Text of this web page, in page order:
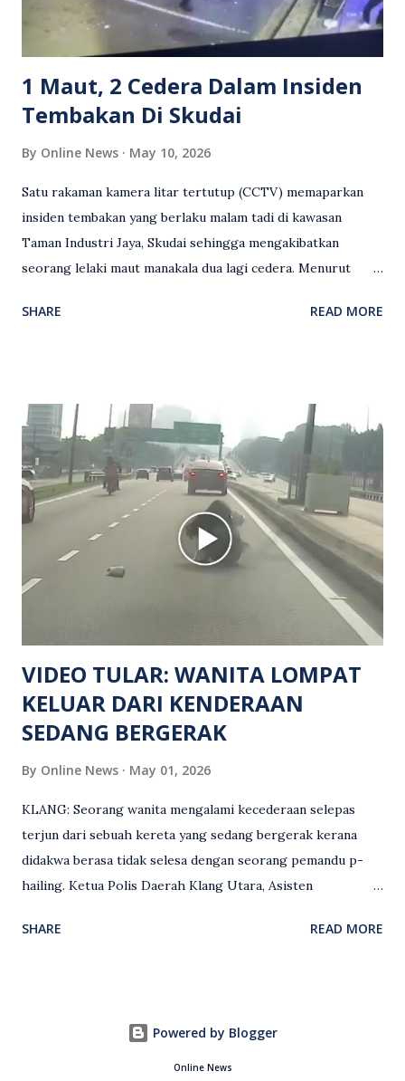
Sebahagian netizen turut meminta pihak berkuasa
mengambil tindakan tegas, manakala ada yang bersimpati
terhadap wanita dipercayai menjadi mangs...
1 Maut, 2 Cedera Dalam Insiden
Tembakan Di Skudai
By Online News May 10, 2026
Satu rakaman kamera litar tertutup (CCTV) memaparkan
insiden tembakan yang berlaku malam tadi di kawasan
Taman Industri Jaya, Skudai sehingga mengakibatkan
seorang lelaki maut manakala dua lagi cedera. Menurut
kejadian berlaku sekitar jam 11 malam dan pihak polis
hiburan di kawasan berkenaan. Seorang mangsa disahkan
meninggal dunia di lokasi kejadian akibat terkena tembakan,
manakala seorang lagi mangsa mengalami kecederaan.
Turut dipercayai terdapat seorang lagi individu cedera
namun identitinya masih belum dikenal pasti selepas dibawa
keluar dari lokasi oleh kenalannya. Polis kini sedang giat
mengesan dua suspek yang masih bebas bagi membantu
siasatan lanjut. Kes disiasat mengikut Seksyen 302 Kanun
Keseksaan kerana membunuh. Orang ramai yang mempunyai
maklumat diminta t...
SHARE READ MORE
VIDEO TULAR: WANITA LOMPAT
KELUAR DARI KENDERAAN
SEDANG BERGERAK
By Online News May 01, 2026
KLANG: Seorang wanita mengalami kecederaan selepas
terjun dari sebuah kereta yang sedang bergerak kerana
didakwa berasa tidak selesa dengan seorang pemandu p-
hailing. Ketua Polis Daerah Klang Utara, Asisten
(2 Mei), berkata pemandu berusia 47 tahun itu telah
ketika pengadu sedang membawa dua penumpang. “Tiba-
tiba, salah seorang penumpang wanita membuka pintu
SHARE READ MORE
Powered by Blogger
Online News